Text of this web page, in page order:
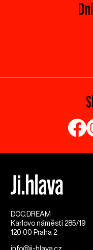
DOC.DREAM​
Karlovo náměstí 285/19
120 00 Praha 2